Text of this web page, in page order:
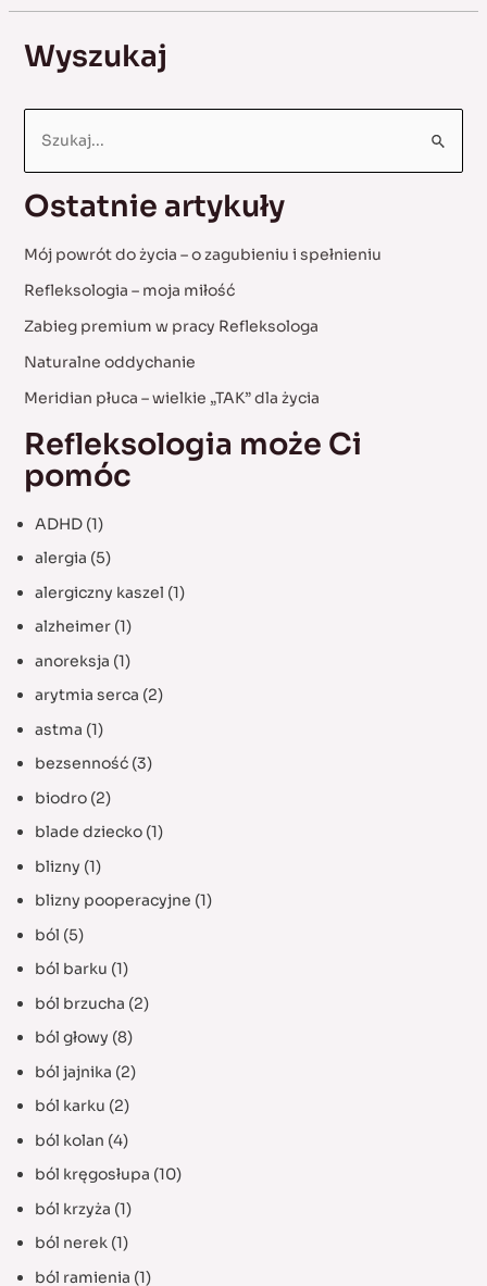
samopoczucie
Wyszukaj
r
c
o
r
:
Ostatnie artykuły
Mój powrót do życia – o zagubieniu i spełnieniu
Refleksologia – moja miłość
Zabieg premium w pracy Refleksologa
Naturalne oddychanie
Meridian płuca – wielkie „TAK” dla życia
Refleksologia może Ci
pomóc
ADHD(1)
alergia (5)
alergiczny kaszel (1)
alzheimer(1)
anoreksja (1)
arytmia serca (2)
astma (1)
bezsenność(3)
biodro(2)
blade dziecko(1)
blizny (1)
blizny pooperacyjne (1)
ból (5)
ból barku (1)
ból brzucha (2)
ból głowy (8)
ból jajnika (2)
ból karku (2)
ból kolan (4)
ból kręgosłupa (10)
ból krzyża (1)
ból nerek(1)
ból ramienia (1)